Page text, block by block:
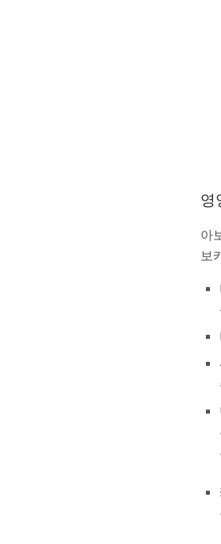
영
아
보